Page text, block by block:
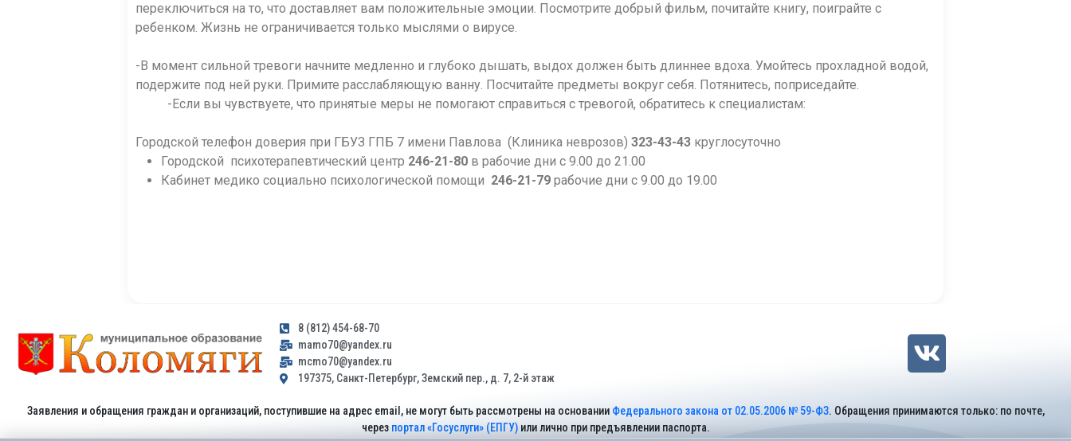
переключиться на то, что доставляет вам положительные эмоции. Посмотрите добрый фильм, почитайте книгу, поиграйте с
ребенком. Жизнь не ограничивается только мыслями о вирусе.
-В момент сильной тревоги начните медленно и глубоко дышать, выдох должен быть длиннее вдоха. Умойтесь прохладной водой,
подержите под ней руки. Примите расслабляющую ванну. Посчитайте предметы вокруг себя. Потянитесь, поприседайте.
-Если вы чувствуете, что принятые меры не помогают справиться с тревогой, обратитесь к специалистам:
Городской телефон доверия при ГБУЗ ГПБ 7 имени Павлова (Клиника неврозов) 323-43-43 круглосуточно
Городской психотерапевтический центр 246-21-80 в рабочие дни с 9.00 до 21.00
Кабинет медико социально психологической помощи 246-21-79 рабочие дни с 9.00 до 19.00
8 (812) 454-68-70
mamo70@yandex.ru
mcmo70@yandex.ru
197375, Санкт-Петербург, Земский пер., д. 7, 2-й этаж
Заявления и обращения граждан и организаций, поступившие на адрес email, не могут быть рассмотрены на основании Федерального закона от 02.05.2006 № 59-ФЗ. Обращения принимаются только: по почте,
через портал «Госуслуги» (ЕПГУ)или лично при предъявлении паспорта.